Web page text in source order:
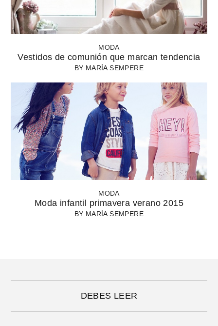
MODA
Vestidos de comunión que marcan tendencia
BY MARÍA SEMPERE
MODA
Moda infantil primavera verano 2015
BY MARÍA SEMPERE
DEBES LEER